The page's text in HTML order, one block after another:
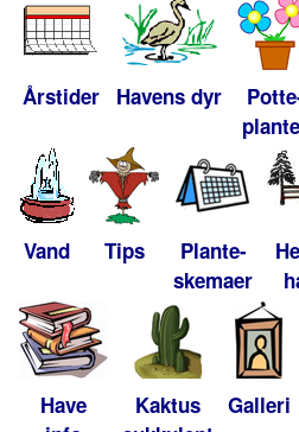
Årstider Havens dyr
Vand Tips
Plante-
skemaer
Have
Kaktus
Galleri